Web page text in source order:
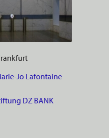
Jo Lafontaine
DZ BANK